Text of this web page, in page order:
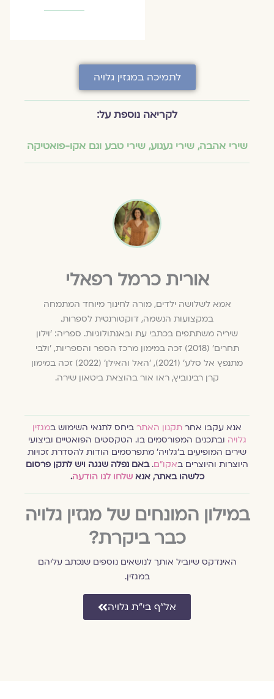
לתמיכה במגזין גלויה
לקריאה נוספת על:
שירי אהבה,שירי געגוע,שירי טבע וגם אקו-פואטיקה
אורית כרמל רפאלי
אמא לשלושה ילדים, מורה לחינוך מיוחד המתמחה
במקצועות הנשמה, דוקטורנטית לספרות.
שיריה משתתפים בכתבי עת ובאנתולוגיות. ספריה: 'וילון
תחרים' (2018) זכה במימון מרכז הספר והספריות, 'ולבי
מתנפץ אל סלע' (2021), 'האל והאילן' (2022) זכה במימון
קרן רבינוביץ, ראו אור בהוצאת ביטאון שירה.
אנא עקבו אחרתקנון האתרביחס לתנאי השימוש ב מגזין
גלויהובתכנים המפורסמים בו. הטקסטים הפואטיים וביצועי
שירים המופיעים ב׳גלויה׳ מתפרסמים הודות להסדרת זכויות
היוצרות והיוצרים ב אקו״ם.באם נפלה שגגה ויש לתקן פרסום
כלשהו באתר, אנאשלחו לנו הודעה.
במילון המונחים של מגזין גלויה
כבר ביקרת?
האינדקס שיוביל אותך לנושאים נוספים שנכתב עליהם
במגזין.
אל״ף בי״ת גלויה